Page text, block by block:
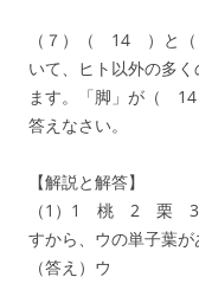
（７）（ 14 ）と
いて、ヒト以外の多
ます。「脚」が（
答えなさい。
【解説と解答】
（1）1 桃 2 栗 3
すから、ウの単子葉が
（答え）ウ